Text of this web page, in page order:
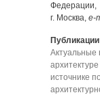
Федерации,
г. Москва, e-
Публикации
Актуальные
источнике